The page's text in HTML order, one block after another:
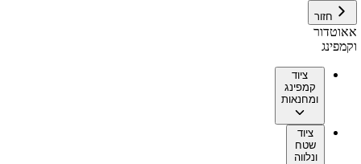
חזור
אאוטדור
וקמפינג
ציוד
קמפינג
ומחנאות
ציוד
שטח
ונלווה